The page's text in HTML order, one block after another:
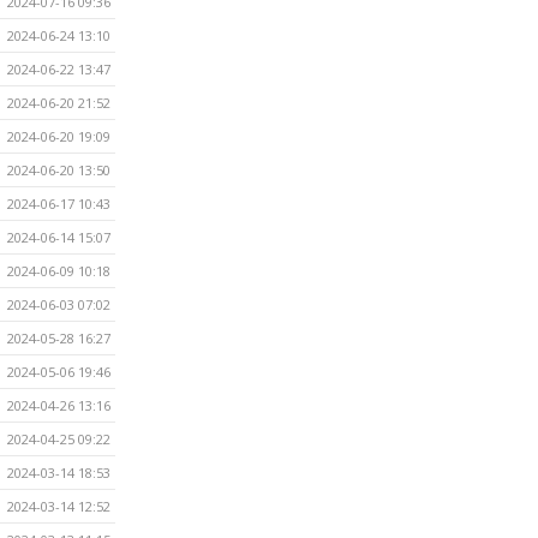
2024-06-24 13:10
2024-06-22 13:47
2024-06-20 21:52
2024-06-20 19:09
2024-06-20 13:50
2024-06-17 10:43
2024-06-14 15:07
2024-06-09 10:18
2024-06-03 07:02
2024-05-28 16:27
2024-05-06 19:46
2024-04-26 13:16
2024-04-25 09:22
2024-03-14 18:53
2024-03-14 12:52